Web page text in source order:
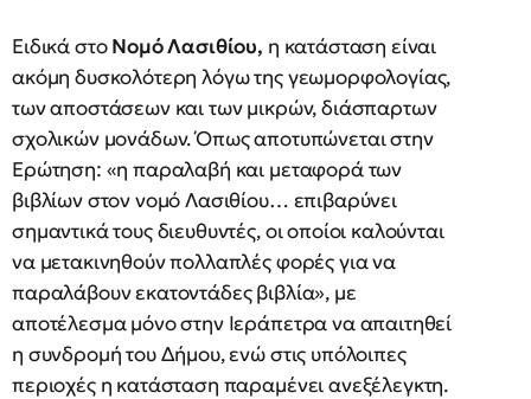
Ειδικά στοΝομό Λασιθίου, η κατάσταση είναι
ακόμη δυσκολότερη λόγω της γεωμορφολογίας,
των αποστάσεων και των μικρών, διάσπαρτων
σχολικών μονάδων. Όπως αποτυπώνεται στην
Ερώτηση: «η παραλαβή και μεταφορά των
βιβλίων στον νομό Λασιθίου… επιβαρύνει
σημαντικά τους διευθυντές, οι οποίοι καλούνται
να μετακινηθούν πολλαπλές φορές για να
παραλάβουν εκατοντάδες βιβλία», με
αποτέλεσμα μόνο στην Ιεράπετρα να απαιτηθεί
η συνδρομή του Δήμου, ενώ στις υπόλοιπες
περιοχές η κατάσταση παραμένει ανεξέλεγκτη.